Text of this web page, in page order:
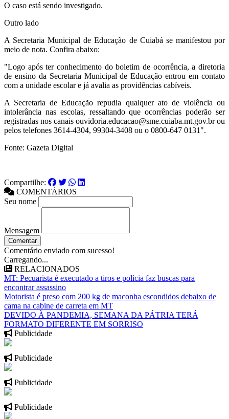
O caso está sendo investigado.
Outro lado
A Secretaria Municipal de Educação de Cuiabá se manifestou por
meio de nota. Confira abaixo:
"Logo após ter conhecimento do boletim de ocorrência, a diretoria
de ensino da Secretaria Municipal de Educação entrou em contato
com a unidade escolar e já avalia as providências cabíveis.
A Secretaria de Educação repudia qualquer ato de violência ou
intolerância nas escolas, ressaltando que ocorrências poderão ser
registradas nos canais ouvidoria.educacao@sme.cuiaba.mt.gov.br ou
pelos telefones 3614-4304, 99304-3408 ou o 0800-647 0131".
Fonte: Gazeta Digital
Compartilhe:
COMENTÁRIOS
Seu nome
Mensagem
Comentar
Comentário enviado com sucesso!
Carregando...
RELACIONADOS
MT: Pecuarista é executado a tiros e polícia faz buscas para
encontrar assassino
Motorista é preso com 200 kg de maconha escondidos debaixo de
cama na cabine de carreta em MT
DEVIDO À PANDEMIA, SEMANA DA PÁTRIA TERÁ
FORMATO DIFERENTE EM SORRISO
Publicidade
Publicidade
Publicidade
Publicidade